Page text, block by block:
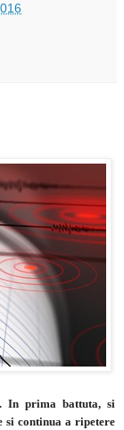
In prima battuta, si
si continua a ripetere